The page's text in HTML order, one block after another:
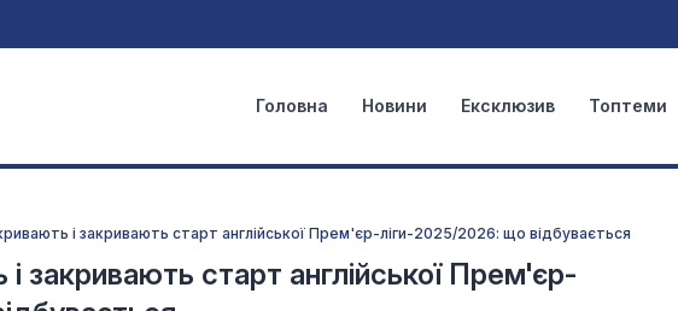
Головна Новини Ексклюзив Топтеми
і закривають старт англійської Прем'єр-ліги-2025/2026: що відбувається
і закривають старт англійської Прем'єр-